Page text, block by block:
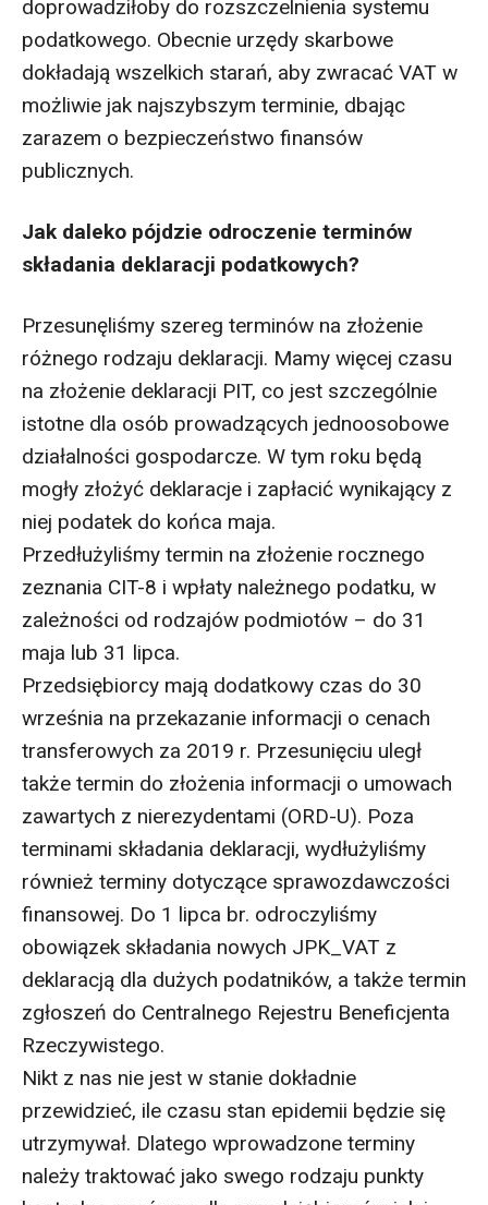
doprowadziłoby do rozszczelnienia systemu
podatkowego. Obecnie urzędy skarbowe
dokładają wszelkich starań, aby zwracać VAT w
możliwie jak najszybszym terminie, dbając
zarazem o bezpieczeństwo finansów
publicznych.
Jak daleko pójdzie odroczenie terminów
składania deklaracji podatkowych?
Przesunęliśmy szereg terminów na złożenie
różnego rodzaju deklaracji. Mamy więcej czasu
na złożenie deklaracji PIT, co jest szczególnie
istotne dla osób prowadzących jednoosobowe
działalności gospodarcze. W tym roku będą
mogły złożyć deklaracje i zapłacić wynikający z
niej podatek do końca maja.
Przedłużyliśmy termin na złożenie rocznego
zeznania CIT-8 i wpłaty należnego podatku, w
zależności od rodzajów podmiotów – do 31
maja lub 31 lipca.
Przedsiębiorcy mają dodatkowy czas do 30
września na przekazanie informacji o cenach
transferowych za 2019 r. Przesunięciu uległ
także termin do złożenia informacji o umowach
zawartych z nierezydentami (ORD-U). Poza
terminami składania deklaracji, wydłużyliśmy
również terminy dotyczące sprawozdawczości
finansowej. Do 1 lipca br. odroczyliśmy
obowiązek składania nowych JPK_VAT z
deklaracją dla dużych podatników, a także termin
zgłoszeń do Centralnego Rejestru Beneficjenta
Rzeczywistego.
Nikt z nas nie jest w stanie dokładnie
przewidzieć, ile czasu stan epidemii będzie się
utrzymywał. Dlatego wprowadzone terminy
należy traktować jako swego rodzaju punkty